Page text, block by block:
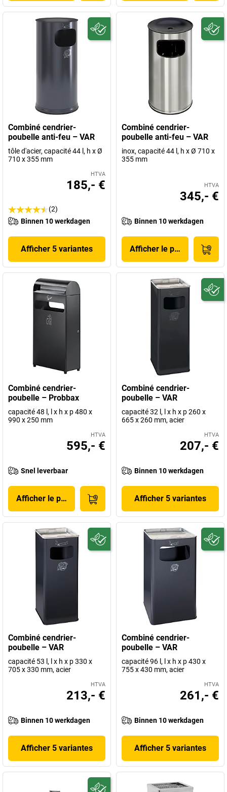
Combiné cendrier-
poubelle anti-feu – VAR
tôle d'acier, capacité 44 l, h x Ø
710 x 355 mm
HTVA
185,- €
(2)
Binnen 10 werkdagen
Afficher 5 variantes
Combiné cendrier-
poubelle anti-feu – VAR
inox, capacité 44 l, h x Ø 710 x
355 mm
HTVA
345,- €
Binnen 10 werkdagen
Afficher le produit
Combiné cendrier-
poubelle – Probbax
capacité 48 l, l x h x p 480 x
990 x 250 mm
HTVA
595,- €
Snel leverbaar
Afficher le produit
Combiné cendrier-
poubelle – VAR
capacité 32 l, l x h x p 260 x
665 x 260 mm, acier
HTVA
207,- €
Binnen 10 werkdagen
Afficher 5 variantes
Combiné cendrier-
poubelle – VAR
capacité 53 l, l x h x p 330 x
705 x 330 mm, acier
HTVA
213,- €
Binnen 10 werkdagen
Afficher 5 variantes
Combiné cendrier-
poubelle – VAR
capacité 96 l, l x h x p 430 x
755 x 430 mm, acier
HTVA
261,- €
Binnen 10 werkdagen
Afficher 5 variantes